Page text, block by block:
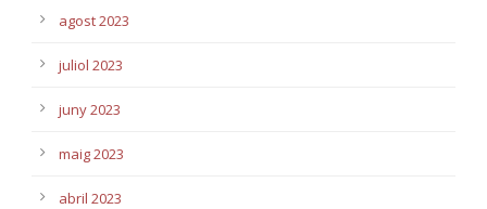
agost 2023
juliol 2023
juny 2023
maig 2023
abril 2023